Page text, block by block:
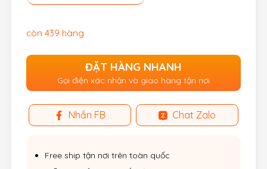
còn 439 hàng
ĐẶT HÀNG NHANH
Gọi điện xác nhận và giao hàng tận nơi
Nhắn FB Chat Zalo
Free ship tận nơi trên toàn quốc